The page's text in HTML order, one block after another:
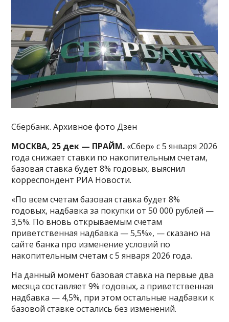
Сбербанк. Архивное фото Дзен
МОСКВА, 25 дек — ПРАЙМ. «Сбер» с 5 января 2026
года снижает ставки по накопительным счетам,
базовая ставка будет 8% годовых, выяснил
корреспондент РИА Новости.
«По всем счетам базовая ставка будет 8%
годовых, надбавка за покупки от 50 000 рублей —
3,5%. По вновь открываемым счетам
приветственная надбавка — 5,5%», — сказано на
сайте банка про изменение условий по
накопительным счетам с 5 января 2026 года.
На данный момент базовая ставка на первые два
месяца составляет 9% годовых, а приветственная
надбавка — 4,5%, при этом остальные надбавки к
базовой ставке остались без изменений.